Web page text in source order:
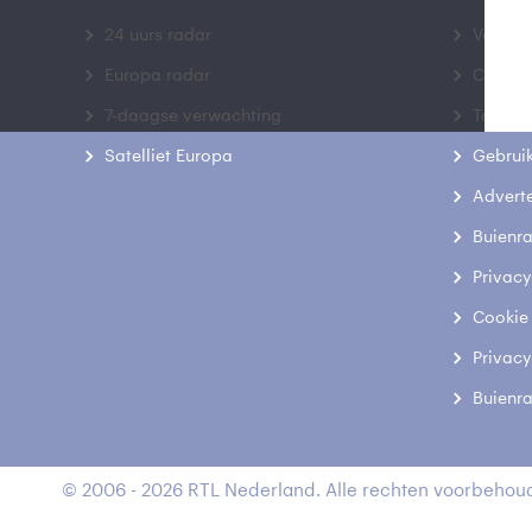
24 uurs radar
Europa radar
7-daagse verwachting
Satelliet Europa
Contact
© 2006 - 2026 RTL Nederland. Alle rechten